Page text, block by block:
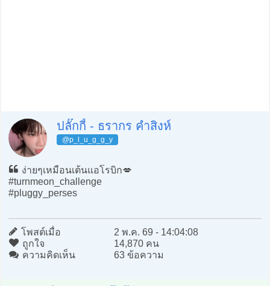
ปลั๊กกี้ - ธรากร คำสิงห์
@p_l_u_g_g_y
ง่ายๆเหมือนเต้นแอโรบิก💋
#turnmeon_challenge
#pluggy_perses
โพสต์เมื่อ
2 พ.ค. 69 - 14:04:08
ถูกใจ
14,870 คน
ความคิดเห็น
63 ข้อความ